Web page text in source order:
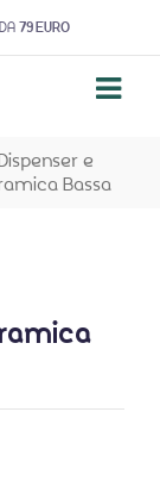
79 EURO
e
Bassa